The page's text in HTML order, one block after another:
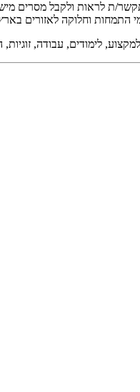
ת לראות ולקבל מסרים
התמחות וחלוקה לאזורים
לימודים, עבודה,